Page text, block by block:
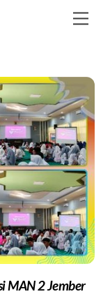
MAN 2 Jember